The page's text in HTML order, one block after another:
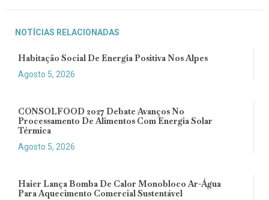
NOTÍCIAS RELACIONADAS
Habitação Social De Energia Positiva Nos Alpes
Agosto 5, 2026
CONSOLFOOD 2027 Debate Avanços No
Processamento De Alimentos Com Energia Solar
Térmica
Agosto 5, 2026
Haier Lança Bomba De Calor Monobloco Ar-Água
Para Aquecimento Comercial Sustentável